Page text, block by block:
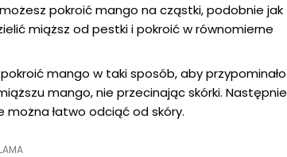
pokroić mango na cząstki, podobnie jak
miąższ od pestki i pokroić w równomierne
mango w taki sposób, aby przypominało
mango, nie przecinając skórki. Następnie
można łatwo odciąć od skóry.